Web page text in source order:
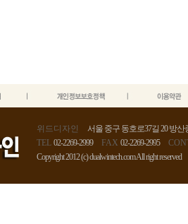
위드디자인
서울 중구 동호로37길 20 방산
TEL 02-2269-2999 FAX 02-2269-2995
Copyright 2012 (c) dualwintech.com All right reserved